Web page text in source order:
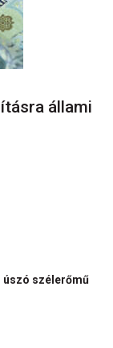
állami
úszó szélerőmű